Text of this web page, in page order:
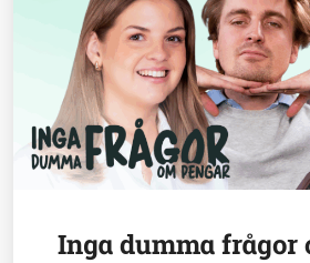
Inga dumma frågor